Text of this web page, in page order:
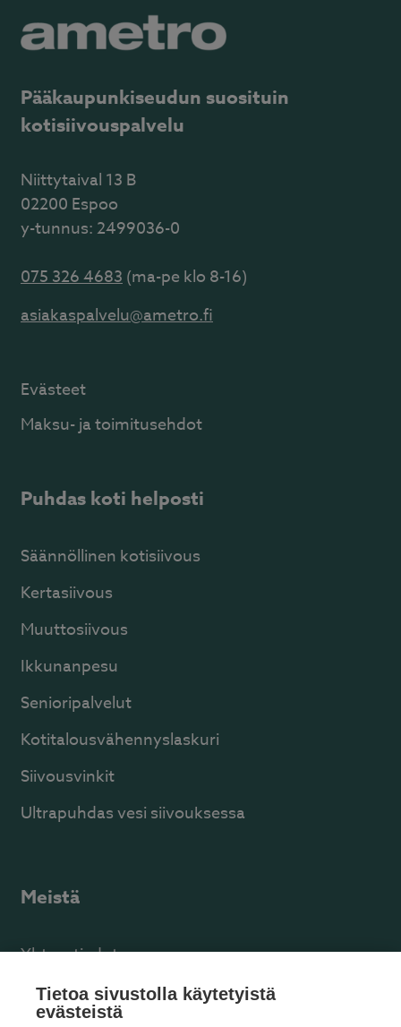
Pääkaupunkiseudun suosituin
kotisiivouspalvelu
Niittytaival 13 B
02200 Espoo
y-tunnus: 2499036-0
075 326 4683(ma-pe klo 8-16)
asiakaspalvelu@ametro.fi
Evästeet
Maksu- ja toimitusehdot
Puhdas koti helposti
Säännöllinen kotisiivous
Kertasiivous
Muuttosiivous
Ikkunanpesu
Senioripalvelut
Kotitalousvähennyslaskuri
Siivousvinkit
Ultrapuhdas vesi siivouksessa
Meistä
Yhteystiedot
Facebook
Tietoa sivustolla käytetyistä
evästeistä